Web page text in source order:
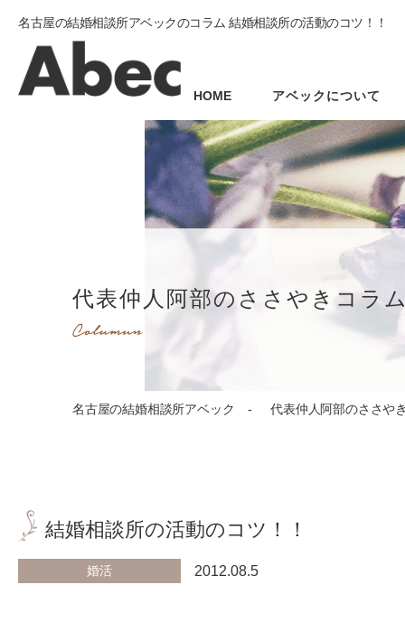
名古屋の結婚相談所アベックのコラム 結婚相談所の活動のコツ！！
HOME アベックについて
代表仲人阿部のささやきコラ
名古屋の結婚相談所アベック 代表仲人阿部のささや
結婚相談所の活動のコツ！！
婚活 2012.08.5